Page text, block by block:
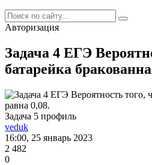
Авторизация
Задача 4 ЕГЭ
батарейка
Задача 5 профиль
veduk
16:00, 25 январь 2023
2 482
0